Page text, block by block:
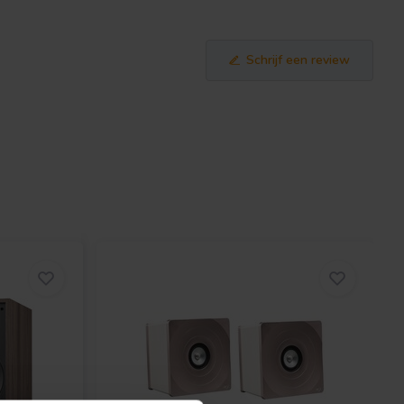
Schrijf een review